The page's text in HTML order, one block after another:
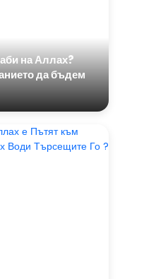
на Аллах?
да бъдем